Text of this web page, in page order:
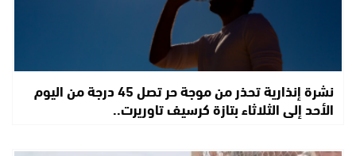
نشرة إنذارية تحذر من موجة حر تصل 45 درجة من اليوم
الأحد إلى الثلاثاء بتازة كرسيف تاوريرت..